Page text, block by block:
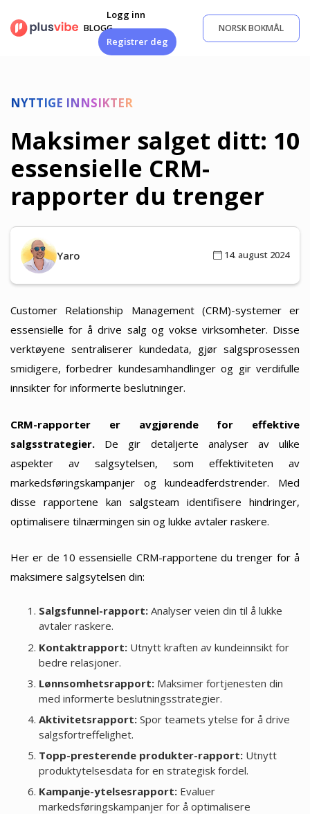
innhold
BLOGG
Logg inn
Registrer deg
NORSK BOKMÅL
NYTTIGE INNSIKTER
Maksimer salget ditt: 10
essensielle CRM-
rapporter du trenger
Yaro 14. august 2024
Customer Relationship Management (CRM)-systemer er
essensielle for å drive salg og vokse virksomheter. Disse
verktøyene sentraliserer kundedata, gjør salgsprosessen
smidigere, forbedrer kundesamhandlinger og gir verdifulle
innsikter for informerte beslutninger.
CRM-rapporter er avgjørende for effektive
salgsstrategier. De gir detaljerte analyser av ulike
aspekter av salgsytelsen, som effektiviteten av
markedsføringskampanjer og kundeadferdstrender. Med
disse rapportene kan salgsteam identifisere hindringer,
optimalisere tilnærmingen sin og lukke avtaler raskere.
Her er de 10 essensielle CRM-rapportene du trenger for å
maksimere salgsytelsen din:
Salgsfunnel-rapport:Analyser veien din til å lukke
avtaler raskere.
Kontaktrapport:Utnytt kraften av kundeinnsikt for
bedre relasjoner.
Lønnsomhetsrapport:Maksimer fortjenesten din
med informerte beslutningsstrategier.
Aktivitetsrapport:Spor teamets ytelse for å drive
salgsfortreffelighet.
Topp-presterende produkter-rapport:Utnytt
produktytelsesdata for en strategisk fordel.
Kampanje-ytelsesrapport:Evaluer
markedsføringskampanjer for å optimalisere